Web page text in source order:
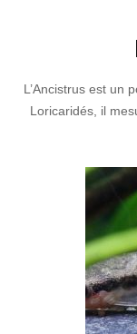
L’Ancistrus est un
Loricaridés, il